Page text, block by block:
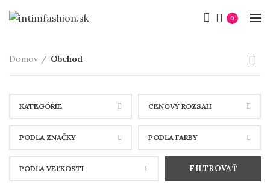
0
Domov Obchod
KATEGÓRIE CENOVÝ ROZSAH
PODĽA ZNAČKY PODĽA FARBY
PODĽA VEĽKOSTI FILTROVAŤ
DOPRAVA ZADARMO pri nákupe nad 80 € .